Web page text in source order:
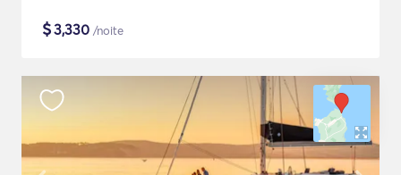
$3,330 /noite